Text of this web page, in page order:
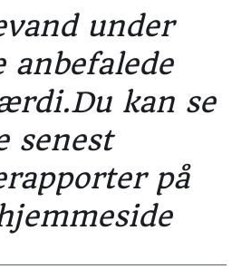
under
anbefalede
kan se
senest
på